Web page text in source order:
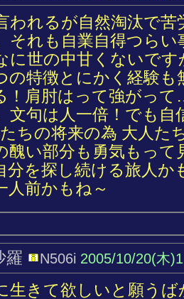
われるが自然淘汰で
それも自業自得つら
世の中甘くないです
の特徴とにかく経験
！肩肘はって強がっ
文句は人一倍！でも
ちの将来の為 大人た
醜い部分も勇気もっ
分を探し続ける旅人
人前かもね～
羅 N506i 2005/10/20(木
生きて欲しいと願う